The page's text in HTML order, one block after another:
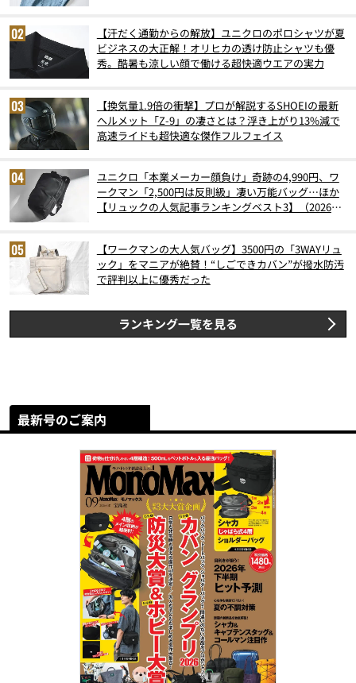
【汗だく通勤からの解放】ユニクロのポロシャツが夏
ビジネスの大正解！オリヒカの透け防止シャツも優
秀。酷暑も涼しい顔で働ける超快適ウエアの実力
【換気量1.9倍の衝撃】プロが解説するSHOEIの最新
ヘルメット「Z-9」の凄さとは？浮き上がり13%減で
高速ライドも超快適な傑作フルフェイス
ユニクロ「本業メーカー顔負け」奇跡の4,990円、ワ
ークマン「2,500円は反則級」凄い万能バッグ…ほか
【リュックの人気記事ランキングベスト3】（2026年
【ワークマンの大人気バッグ】3500円の「3WAYリュ
ック」をマニアが絶賛！“しごできカバン”が撥水防汚
で評判以上に優秀だった
ランキング一覧を見る
最新号のご案内